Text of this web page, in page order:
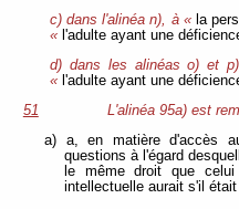
c) dans l'alinéa n), à «la
« l'adulte ayant une
d) dans les alinéas o) et
« l'adulte ayant une
51
L'alinéa 95a) est
a) a, en matière d'accès
questions à l'égard
le même droit que
intellectuelle aurait s'il